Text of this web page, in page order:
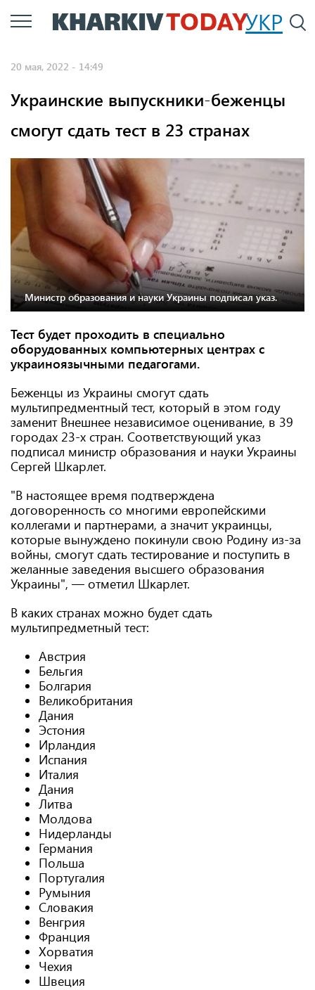
Перейти
к
УКР
20 мая, 2022 - 14:49
Украинские выпускники-беженцы
смогут сдать тест в 23 странах
Министр образования и науки Украины подписал указ.
Тест будет проходить в специально
оборудованных компьютерных центрах с
украиноязычными педагогами.
Беженцы из Украины смогут сдать
мультипредментный тест, который в этом году
заменит Внешнее независимое оценивание, в 39
городах 23-х стран. Соответствующий указ
подписал министр образования и науки Украины
Сергей Шкарлет.
"В настоящее время подтверждена
договоренность со многими европейскими
коллегами и партнерами, а значит украинцы,
которые вынуждено покинули свою Родину из-за
войны, смогут сдать тестирование и поступить в
желанные заведения высшего образования
Украины", — отметил Шкарлет.
В каких странах можно будет сдать
мультипредметный тест:
Австрия
Бельгия
Болгария
Великобритания
Дания
Эстония
Ирландия
Испания
Италия
Дания
Литва
Молдова
Нидерланды
Германия
Польша
Португалия
Румыния
Словакия
Венгрия
Франция
Хорватия
Чехия
Швеция